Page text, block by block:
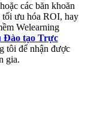
các băn khoăn
ưu hóa ROI, hay
Welearning
Đào tạo Trực
tôi để nhận được
gia.